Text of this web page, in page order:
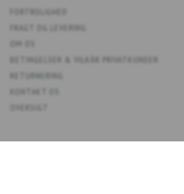
OM OS
KONTAKT OS